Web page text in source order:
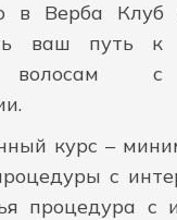
в Верба Клуб
ваш путь к
волосам
курс –
с
процедура с